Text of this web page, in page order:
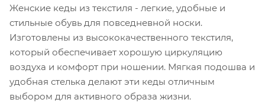
Женские кеды из текстиля - легкие, удобные и
стильные обувь для повседневной носки.
Изготовлены из высококачественного текстиля,
который обеспечивает хорошую циркуляцию
воздуха и комфорт при ношении. Мягкая подошва и
удобная стелька делают эти кеды отличным
выбором для активного образа жизни.